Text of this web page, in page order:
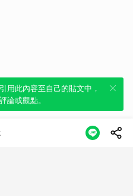
用此內容，透過發布貼
立場。
用此內容至自己的貼文中，
論或觀點。